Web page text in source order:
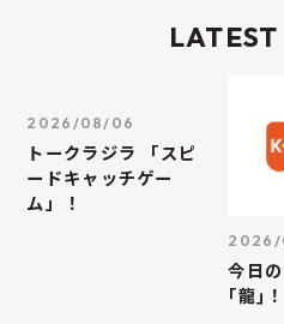
2026/08/06
トークラジラ 「スピ
ードキャッチゲー
ム」！
今日
｢龍｣